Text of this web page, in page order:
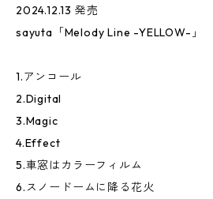
2024.12.13 発売
sayuta「Melody Line -YELLOW-」
1.アンコール
2.Digital
3.Magic
4.Effect
5.車窓はカラーフィルム
6.スノードームに降る花火